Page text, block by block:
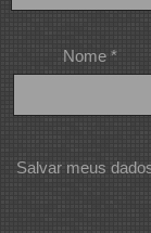
Nome *
Salvar meus